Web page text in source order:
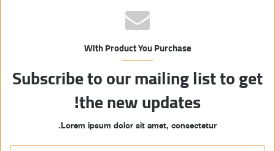
With Product You Purchase
Subscribe to our mailing list to get
the new updates!
Lorem ipsum dolor sit amet, consectetur.